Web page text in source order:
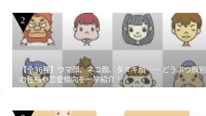
2
【全36種】ウマ顔、ネコ顔、タヌキ顔…… どうぶつ顔別
の性格や恋愛傾向を一挙紹介！